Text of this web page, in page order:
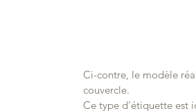
Ci-contre, le modèle
couvercle.
Ce type d'étiquette est